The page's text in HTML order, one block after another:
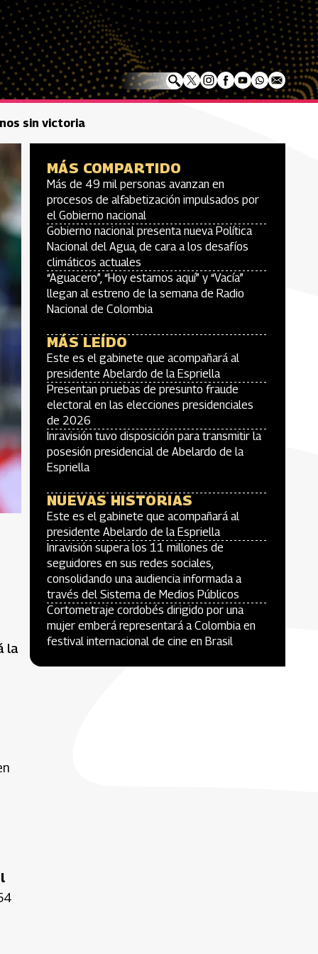
sin victoria
la
MÁS COMPARTIDO
Más de 49 mil personas avanzan en
procesos de alfabetización impulsados por
el Gobierno nacional
Gobierno nacional presenta nueva Política
Nacional del Agua, de cara a los desafíos
climáticos actuales
“Aguacero”, “Hoy estamos aquí” y “Vacía”
llegan al estreno de la semana de Radio
Nacional de Colombia
MÁS LEÍDO
Este es el gabinete que acompañará al
presidente Abelardo de la Espriella
Presentan pruebas de presunto fraude
electoral en las elecciones presidenciales
de 2026
Inravisión tuvo disposición para transmitir la
posesión presidencial de Abelardo de la
Espriella
NUEVAS HISTORIAS
Este es el gabinete que acompañará al
presidente Abelardo de la Espriella
Inravisión supera los 11 millones de
seguidores en sus redes sociales,
consolidando una audiencia informada a
través del Sistema de Medios Públicos
Cortometraje cordobés dirigido por una
mujer emberá representará a Colombia en
festival internacional de cine en Brasil